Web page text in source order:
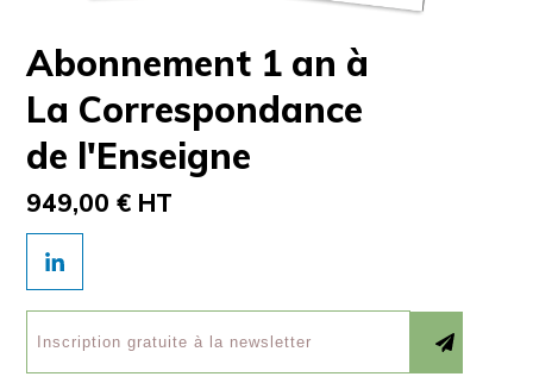
Abonnement 1 an à
La Correspondance
de l'Enseigne
949,00 € HT